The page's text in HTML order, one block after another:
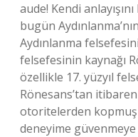
aude! Kendi
bugün
Aydınlanma
felsefesinin kaynağı
özellikle 17. yüzyıl
Rönesans’tan
otoritelerden kopmuş
deneyime güvenmeye